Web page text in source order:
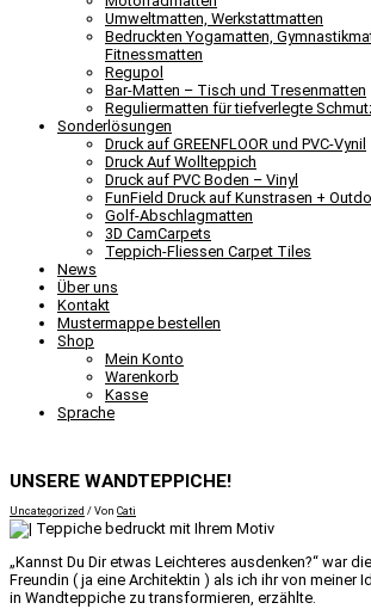
Umweltmatten, Werkstattmatten
Bedruckten Yogamatten,
Fitnessmatten
Regupol
Bar-Matten – Tisch und Tresenmatten
Reguliermatten für tiefverlegte
Sonderlösungen
Druck auf GREENFLOOR und PVC-Vynil
Druck Auf Wollteppich
Druck auf PVC Boden – Vinyl
FunField Druck auf Kunstrasen +
Golf-Abschlagmatten
3D CamCarpets
Teppich-Fliessen Carpet Tiles
News
Über uns
Kontakt
Mustermappe bestellen
Shop
Mein Konto
Warenkorb
Kasse
Sprache
UNSERE WANDTEPPICHE!
Uncategorized / Von Cati
„Kannst Du Dir etwas Leichteres ausdenken?“ war
Freundin ( ja eine Architektin ) als ich ihr von meiner
in Wandteppiche zu transformieren, erzählte.